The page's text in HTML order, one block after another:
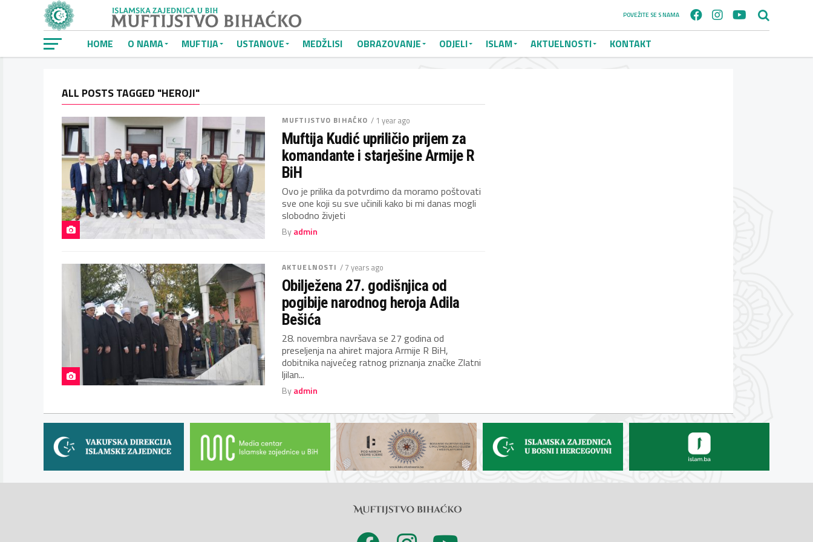
POVEŽITE SE S NAMA
HOME O NAMA MUFTIJA USTANOVE MEDŽLISI OBRAZOVANJE ODJELI ISLAM AKTUELNOSTI KONTAKT
ALL POSTS TAGGED "HEROJI"
MUFTIJSTVO BIHAĆKO / 1 year ago
Muftija Kudić upriličio prijem za
komandante i starješine Armije R
BiH
Ovo je prilika da potvrdimo da moramo poštovati
sve one koji su sve učinili kako bi mi danas mogli
slobodno živjeti
Byadmin
AKTUELNOSTI / 7 years ago
Obilježena 27. godišnjica od
pogibije narodnog heroja Adila
Bešića
28. novembra navršava se 27 godina od
preseljenja na ahiret majora Armije R BiH,
dobitnika najvećeg ratnog priznanja značke Zlatni
ljilan...
Byadmin